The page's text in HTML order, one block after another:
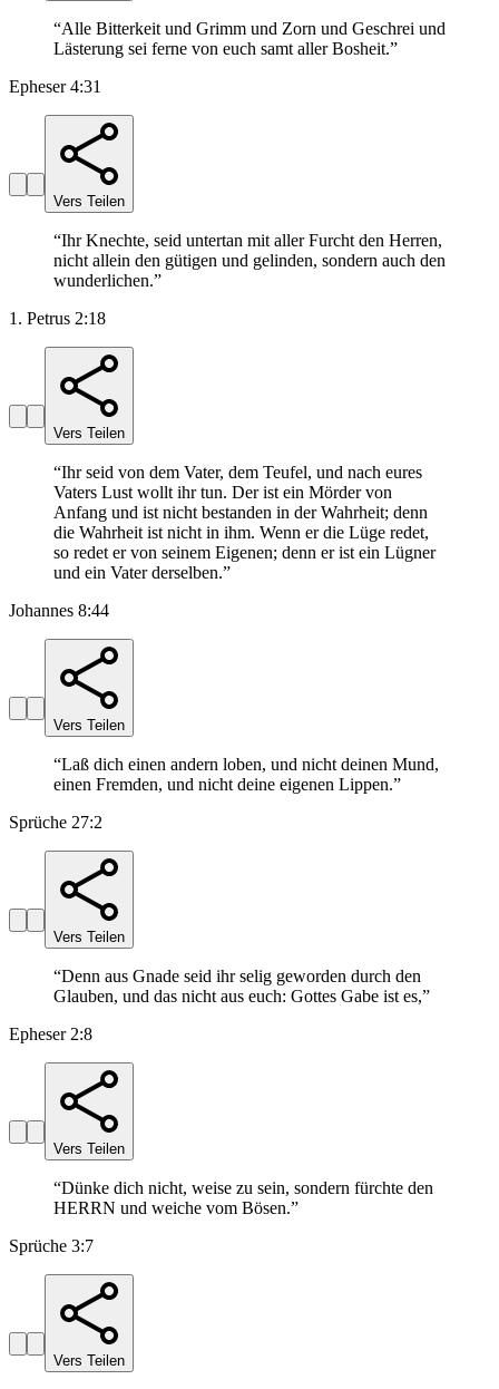
“Alle Bitterkeit und Grimm und Zorn und Geschrei und
Lästerung sei ferne von euch samt aller Bosheit.”
Epheser 4:31
Vers Teilen
“Ihr Knechte, seid untertan mit aller Furcht den Herren,
nicht allein den gütigen und gelinden, sondern auch den
wunderlichen.”
1. Petrus 2:18
Vers Teilen
“Ihr seid von dem Vater, dem Teufel, und nach eures
Vaters Lust wollt ihr tun. Der ist ein Mörder von
Anfang und ist nicht bestanden in der Wahrheit; denn
die Wahrheit ist nicht in ihm. Wenn er die Lüge redet,
so redet er von seinem Eigenen; denn er ist ein Lügner
und ein Vater derselben.”
Johannes 8:44
Vers Teilen
“Laß dich einen andern loben, und nicht deinen Mund,
einen Fremden, und nicht deine eigenen Lippen.”
Sprüche 27:2
Vers Teilen
“Denn aus Gnade seid ihr selig geworden durch den
Glauben, und das nicht aus euch: Gottes Gabe ist es,”
Epheser 2:8
Vers Teilen
“Dünke dich nicht, weise zu sein, sondern fürchte den
HERRN und weiche vom Bösen.”
Sprüche 3:7
Vers Teilen